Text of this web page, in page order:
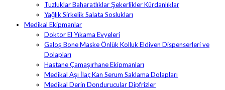
Tuzluklar Baharatlıklar Şekerlikler Kürdanlıklar
Yağlık Sirkelik Salata Soslukları
Medikal Ekipmanlar
Doktor El Yıkama Evyeleri
Galoş Bone Maske Önlük Kolluk Eldiven Dispenserleri ve
Dolapları
Hastane Çamaşırhane Ekipmanları
Medikal Aşı İlaç Kan Serum Saklama Dolapları
Medikal Derin Dondurucular Dipfrizler